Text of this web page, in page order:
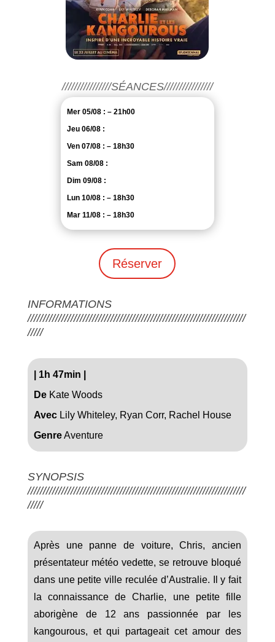
////////////////SÉANCES////////////////
Mer 05/08 : – 21h00
Jeu 06/08 :
Ven 07/08 : – 18h30
Sam 08/08 :
Dim 09/08 :
Lun 10/08 : – 18h30
Mar 11/08 : – 18h30
Réserver
INFORMATIONS
///////////////////////////////////////////////////////////////////////
/////
1h 47min
DeKate Woods
AvecLily Whiteley, Ryan Corr, Rachel House
GenreAventure
SYNOPSIS
///////////////////////////////////////////////////////////////////////
/////
Après une panne de voiture, Chris, ancien
présentateur météo vedette, se retrouve bloqué
dans une petite ville reculée d’Australie. Il y fait
la connaissance de Charlie, une petite fille
aborigène de 12 ans passionnée par les
kangourous, et qui partageait cet amour des